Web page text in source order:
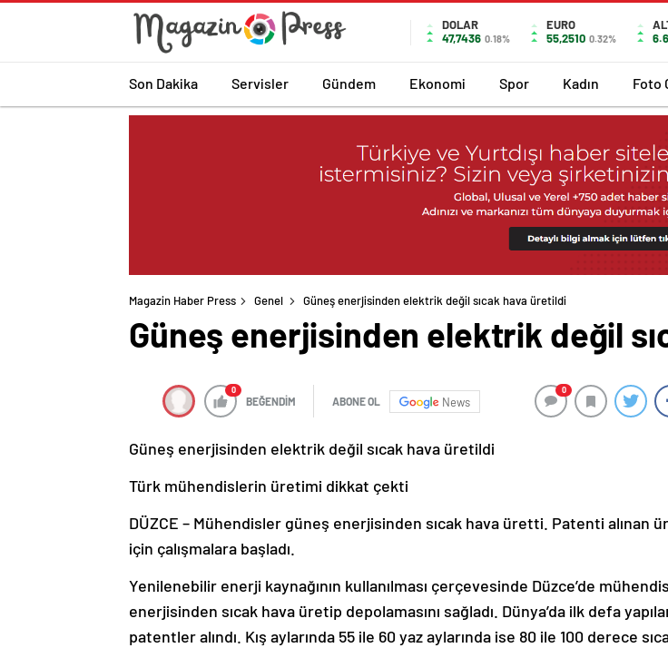
DOLAR
47,7436 0.18%
EURO
55,2510 0.32%
Son Dakika Servisler Gündem Ekonomi Spor Kadın Foto
Magazin Haber Press Genel Güneş enerjisinden elektrik değil sıcak hava üretildi
Güneş enerjisinden elektrik değil
0
BEĞENDİM ABONE OL News
0
Güneş enerjisinden elektrik değil sıcak hava üretildi
Türk mühendislerin üretimi dikkat çekti
DÜZCE – Mühendisler güneş enerjisinden sıcak hava üretti. Patenti alınan
için çalışmalara başladı.
Yenilenebilir enerji kaynağının kullanılması çerçevesinde Düzce’de
enerjisinden sıcak hava üretip depolamasını sağladı. Dünya’da ilk defa
patentler alındı. Kış aylarında 55 ile 60 yaz aylarında ise 80 ile 100 derece